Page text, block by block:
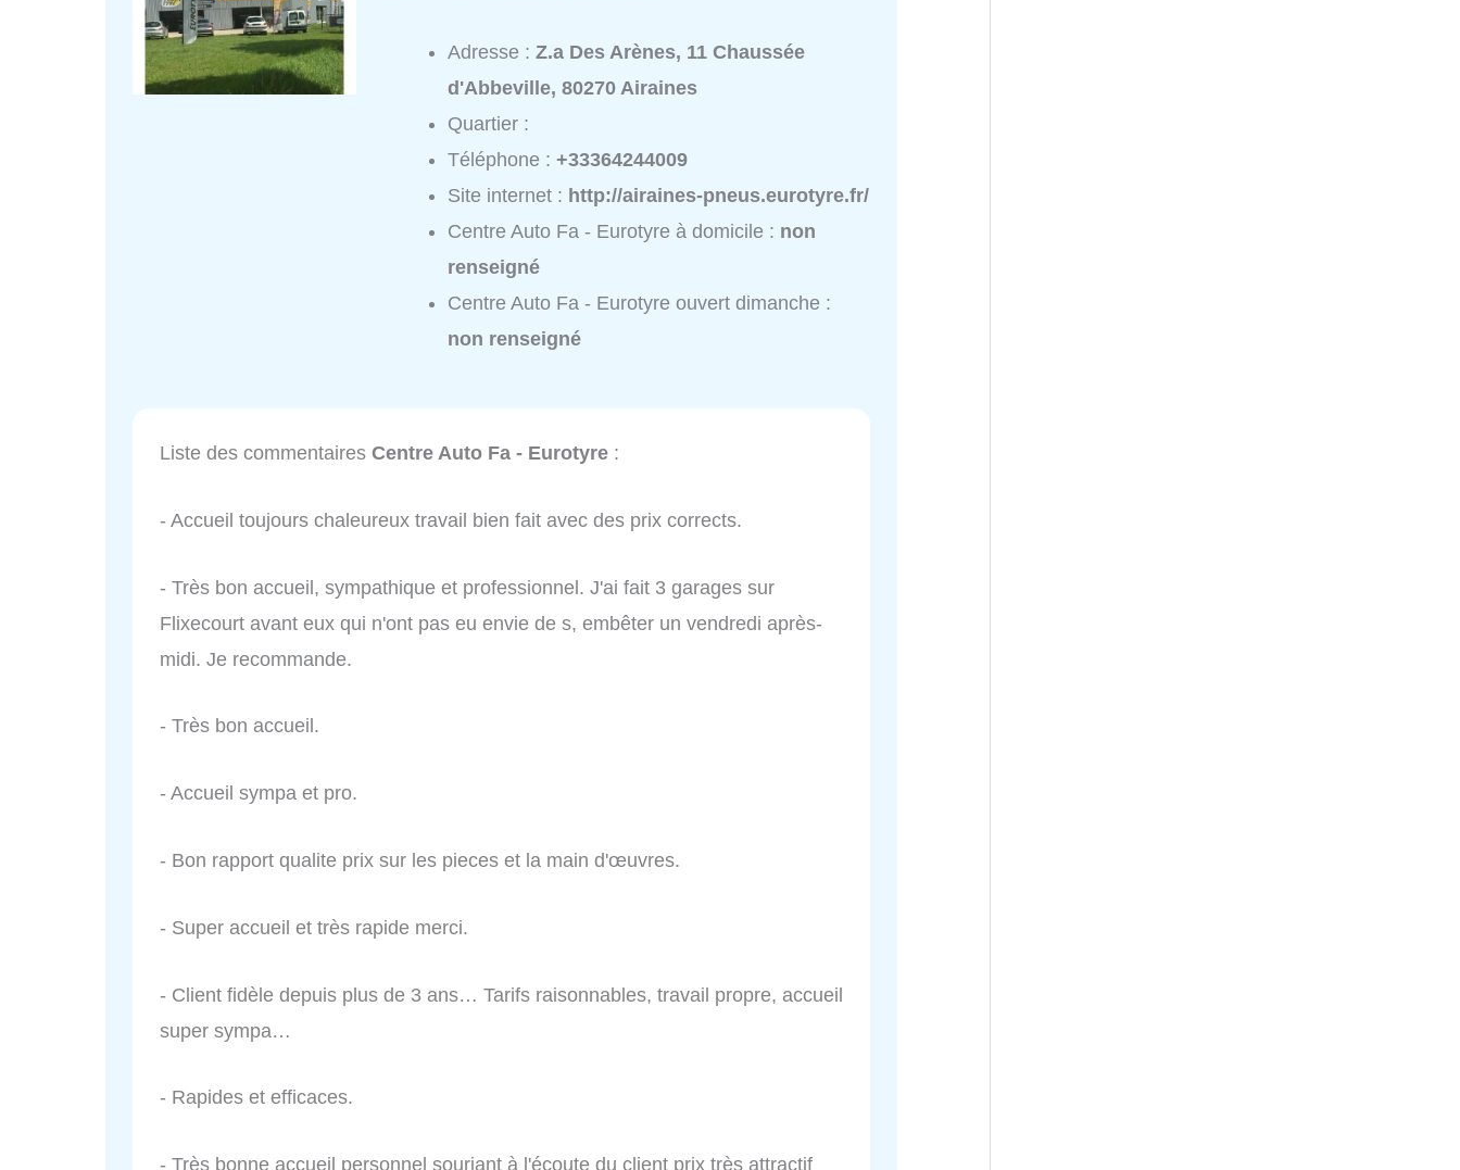
Adresse :Z.a Des Arènes, 11 Chaussée
d'Abbeville, 80270 Airaines
Quartier :
Téléphone :+33364244009
Site internet : http://airaines-pneus.eurotyre.fr/
Centre Auto Fa - Eurotyre à domicile : non
renseigné
Centre Auto Fa - Eurotyre ouvert dimanche :
non renseigné
Liste des commentaires Centre Auto Fa - Eurotyre :
- Accueil toujours chaleureux travail bien fait avec des prix corrects.
- Très bon accueil, sympathique et professionnel. J'ai fait 3 garages sur
Flixecourt avant eux qui n'ont pas eu envie de s, embêter un vendredi après-
midi. Je recommande.
- Très bon accueil.
- Accueil sympa et pro.
- Bon rapport qualite prix sur les pieces et la main d'œuvres.
- Super accueil et très rapide merci.
- Client fidèle depuis plus de 3 ans… Tarifs raisonnables, travail propre, accueil
super sympa…
- Rapides et efficaces.
- Très bonne accueil personnel souriant à l'écoute du client prix très attractif